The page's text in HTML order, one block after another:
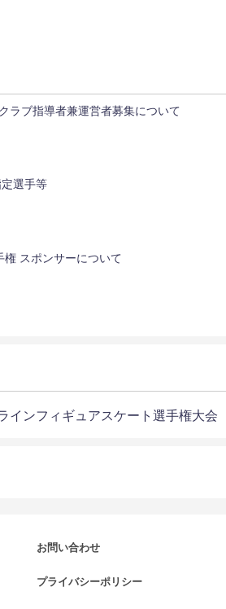
ラブ指導者兼運営者募集について
選手等
権 スポンサーについて
インフィギュアスケート選手権大会
お問い合わせ
プライバシーポリシー